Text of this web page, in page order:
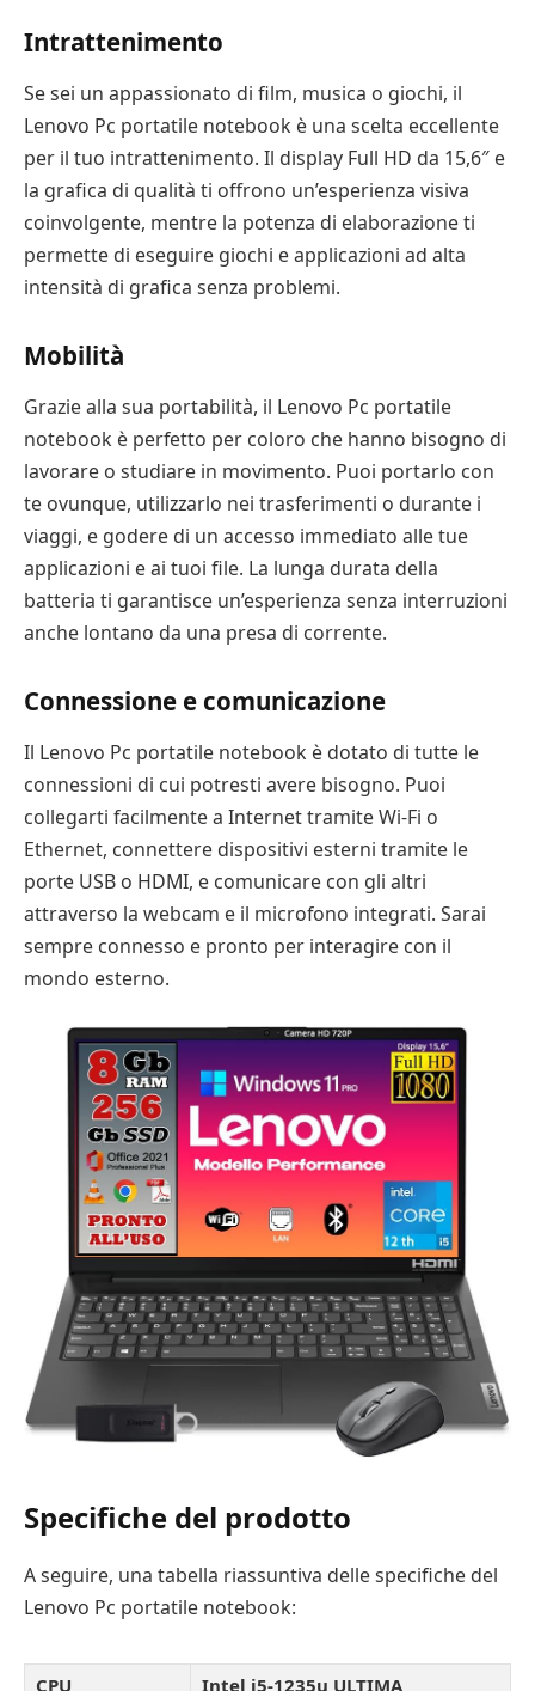
Intrattenimento
Se sei un appassionato di film, musica o giochi, il
Lenovo Pc portatile notebook è una scelta eccellente
per il tuo intrattenimento. Il display Full HD da 15,6″ e
la grafica di qualità ti offrono un’esperienza visiva
coinvolgente, mentre la potenza di elaborazione ti
permette di eseguire giochi e applicazioni ad alta
intensità di grafica senza problemi.
Mobilità
Grazie alla sua portabilità, il Lenovo Pc portatile
notebook è perfetto per coloro che hanno bisogno di
lavorare o studiare in movimento. Puoi portarlo con
te ovunque, utilizzarlo nei trasferimenti o durante i
viaggi, e godere di un accesso immediato alle tue
applicazioni e ai tuoi file. La lunga durata della
batteria ti garantisce un’esperienza senza interruzioni
anche lontano da una presa di corrente.
Connessione e comunicazione
Il Lenovo Pc portatile notebook è dotato di tutte le
connessioni di cui potresti avere bisogno. Puoi
collegarti facilmente a Internet tramite Wi-Fi o
Ethernet, connettere dispositivi esterni tramite le
porte USB o HDMI, e comunicare con gli altri
attraverso la webcam e il microfono integrati. Sarai
sempre connesso e pronto per interagire con il
mondo esterno.
Specifiche del prodotto
A seguire, una tabella riassuntiva delle specifiche del
Lenovo Pc portatile notebook:
CPU Intel i5-1235u ULTIMA